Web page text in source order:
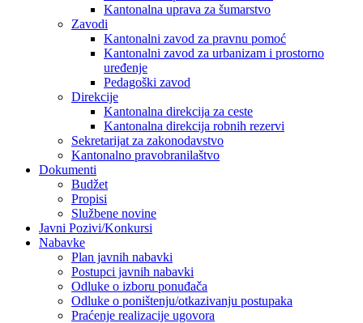
Kantonalna uprava za šumarstvo
Zavodi
Kantonalni zavod za pravnu pomoć
Kantonalni zavod za urbanizam i prostorno
uređenje
Pedagoški zavod
Direkcije
Kantonalna direkcija za ceste
Kantonalna direkcija robnih rezervi
Sekretarijat za zakonodavstvo
Kantonalno pravobranilaštvo
Dokumenti
Budžet
Propisi
Službene novine
Javni Pozivi/Konkursi
Nabavke
Plan javnih nabavki
Postupci javnih nabavki
Odluke o izboru ponuđača
Odluke o poništenju/otkazivanju postupaka
Praćenje realizacije ugovora